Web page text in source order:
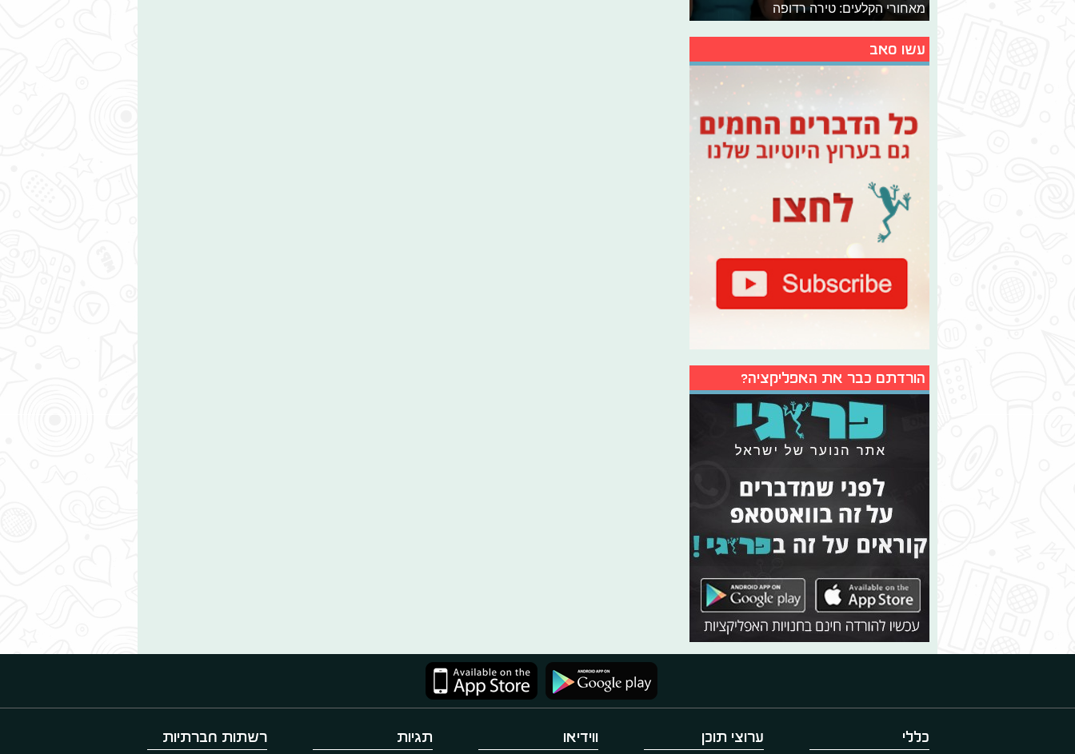
מאחורי הקלעים: טירה רדופה
עשו סאב
הורדתם כבר את האפליקציה?
כללי ערוצי תוכן ווידיאו תגיות רשתות חברתיות